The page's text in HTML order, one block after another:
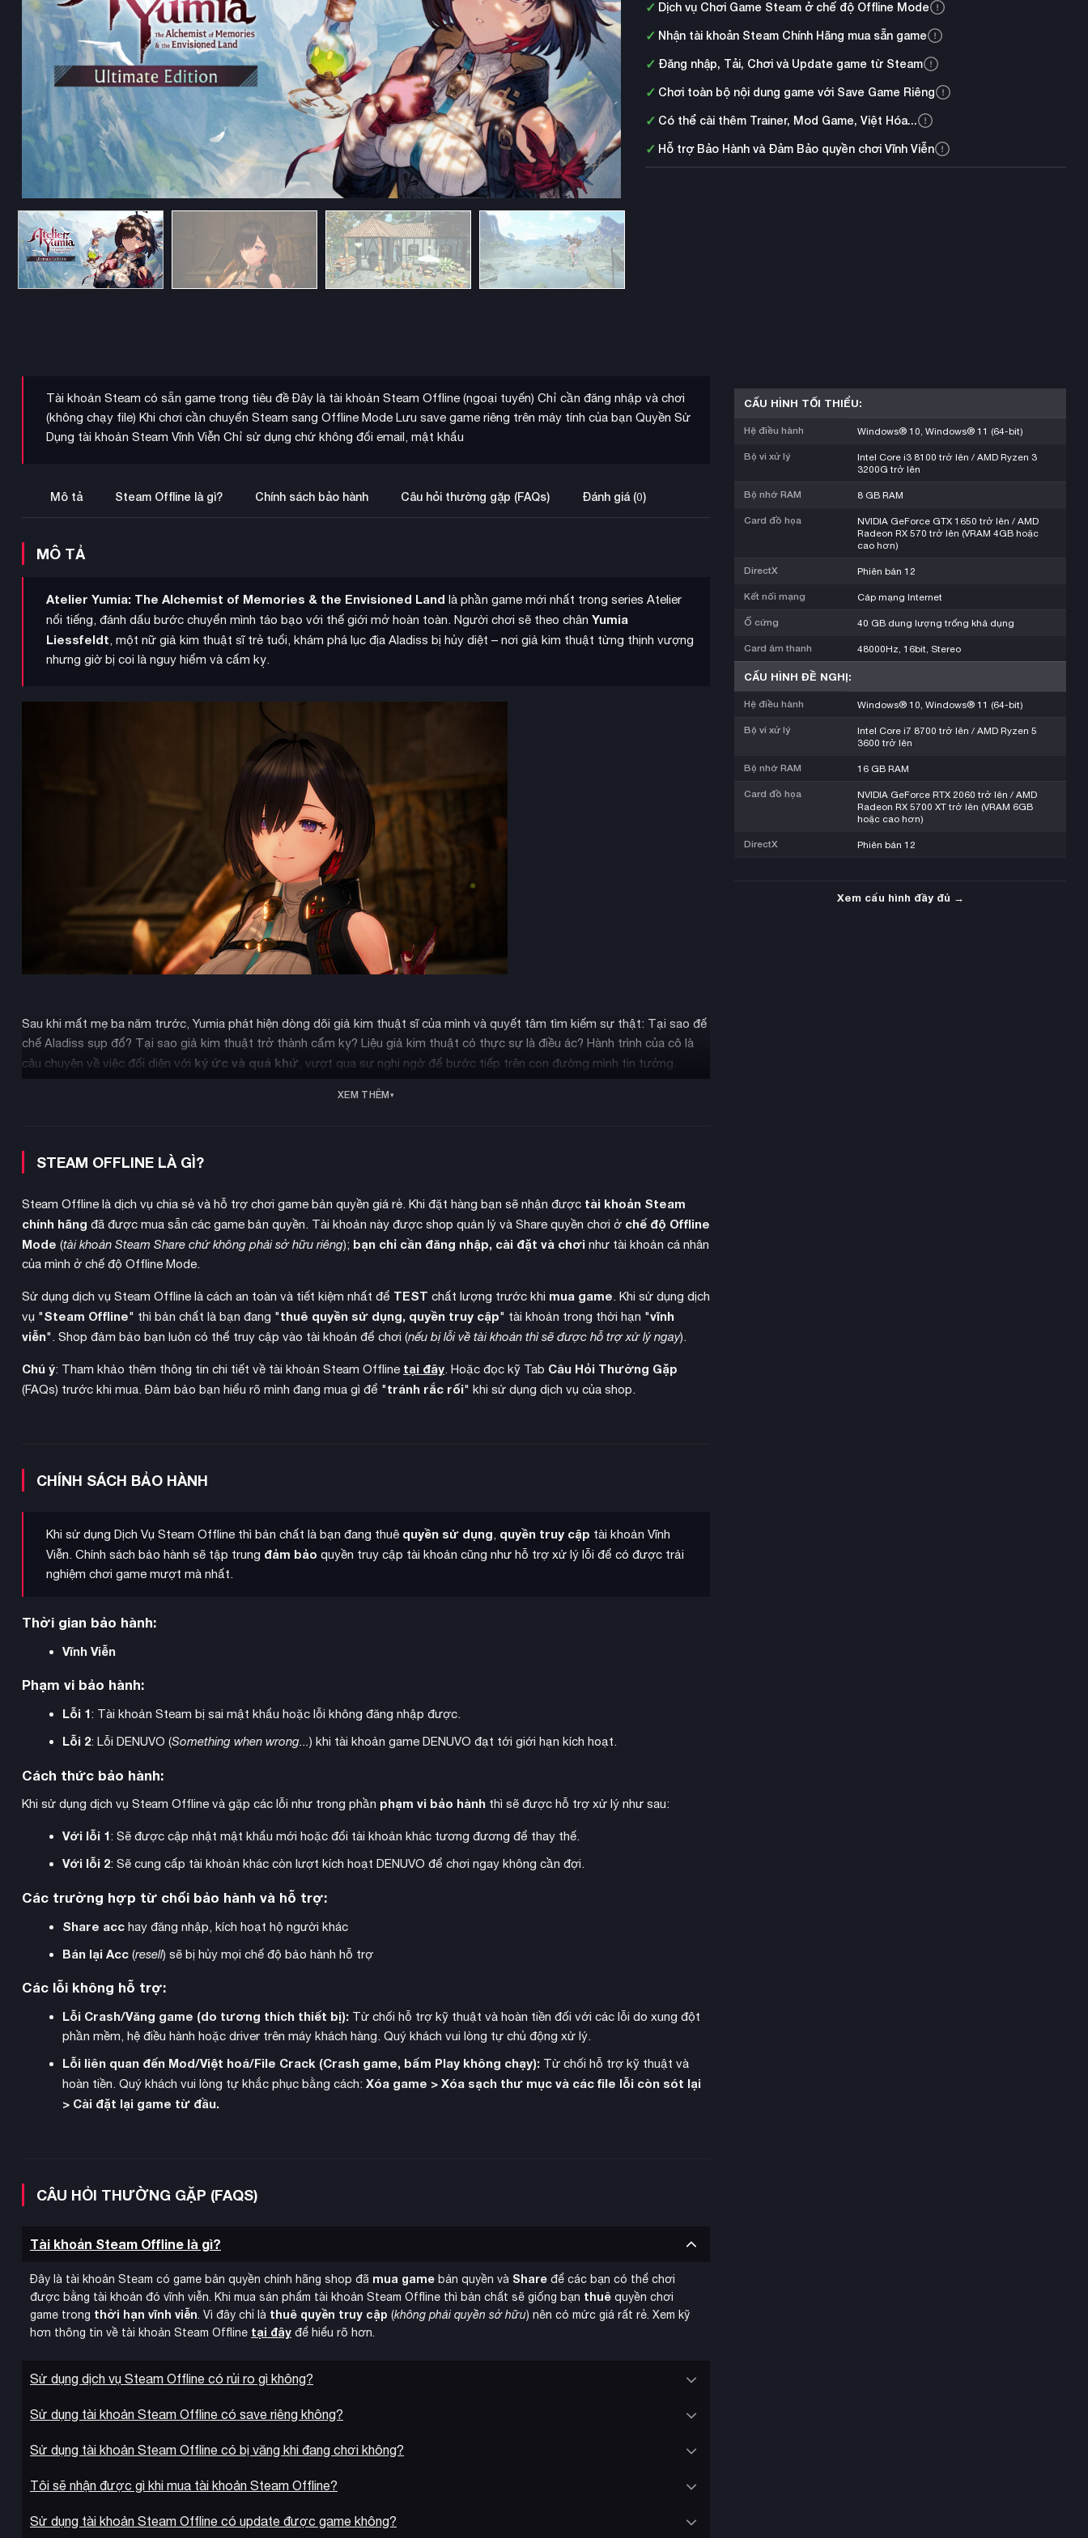
✓ Dịch vụ Chơi Game Steam ở chế độ Offline Mode
✓ Nhận tài khoản Steam Chính Hãng mua sẵn game
✓ Đăng nhập, Tải, Chơi và Update game từ Steam
✓ Chơi toàn bộ nội dung game với Save Game Riêng
✓ Có thể cài thêm Trainer, Mod Game, Việt Hóa...
✓ Hỗ trợ Bảo Hành và Đảm Bảo quyền chơi Vĩnh Viễn
Tài khoản Steam có sẵn game trong tiêu đề Đây là tài khoản Steam Offline (ngoại tuyến) Chỉ cần đăng nhập và chơi
(không chạy file) Khi chơi cần chuyển Steam sang Offline Mode Lưu save game riêng trên máy tính của bạn Quyền Sử
Dụng tài khoản Steam Vĩnh Viễn Chỉ sử dụng chứ không đổi email, mật khẩu
Mô tả Steam Offline là gì? Chính sách bảo hành Câu hỏi thường gặp (FAQs) Đánh giá (0)
MÔ TẢ
Atelier Yumia: The Alchemist of Memories & the Envisioned Land là phần game mới nhất trong series Atelier
nổi tiếng, đánh dấu bước chuyển mình táo bạo với thế giới mở hoàn toàn. Người chơi sẽ theo chânYumia
Liessfeldt, một nữ giả kim thuật sĩ trẻ tuổi, khám phá lục địa Aladiss bị hủy diệt – nơi giả kim thuật từng thịnh vượng
nhưng giờ bị coi là nguy hiểm và cấm kỵ.
Sau khi mất mẹ ba năm trước, Yumia phát hiện dòng dõi giả kim thuật sĩ của mình và quyết tâm tìm kiếm sự thật: Tại sao đế
chế Aladiss sụp đổ? Tại sao giả kim thuật trở thành cấm kỵ? Liệu giả kim thuật có thực sự là điều ác? Hành trình của cô là
câu chuyện về việc đối diện với ký ức và quá khứ , vượt qua sự nghi ngờ để bước tiếp trên con đường mình tin tưởng.
năng đa dạng
hành động nhanh với khả năng chuyển đổi giữa hai khoảng cách tấn công (cận chiến và tầm xa), thay đổi kỹ năng tương ứng.
Bạn có thể điều khiển từng nhân vật trong đội, né tránh đòn đánh của kẻ địch và sử dụng vật phẩm tổng hợp như vũ khí để
mana trong nguyên liệu để tạo vật phẩm theo công thức, với sức mạnh phụ thuộc vào chất lượng nguyên liệu. Hệ thống
Synthesis cho phép tạo vật phẩm đơn giản ngay trên đường, rất tiện lợi cho khám phá.
XEM THÊM
STEAM OFFLINE LÀ GÌ?
Steam Offline là dịch vụ chia sẻ và hỗ trợ chơi game bản quyền giá rẻ. Khi đặt hàng bạn sẽ nhận được tài khoản Steam
chính hãng đã được mua sẵn các game bản quyền. Tài khoản này được shop quản lý và Share quyền chơi ở chế độ Offline
Mode (tài khoản Steam Share chứ không phải sở hữu riêng); bạn chỉ cần đăng nhập, cài đặt và chơi như tài khoản cá nhân
của mình ở chế độ Offline Mode.
Sử dụng dịch vụ Steam Offline là cách an toàn và tiết kiệm nhất để TEST chất lượng trước khi mua game. Khi sử dụng dịch
vụ "Steam Offline" thì bản chất là bạn đang "thuê quyền sử dụng, quyền truy cập" tài khoản trong thời hạn "vĩnh
viễn". Shop đảm bảo bạn luôn có thể truy cập vào tài khoản để chơi (nếu bị lỗi về tài khoản thì sẽ được hỗ trợ xử lý ngay).
Chú ý: Tham khảo thêm thông tin chi tiết về tài khoản Steam Offline tại đây. Hoặc đọc kỹ Tab Câu Hỏi Thường Gặp
(FAQs) trước khi mua. Đảm bảo bạn hiểu rõ mình đang mua gì để "tránh rắc rối" khi sử dụng dịch vụ của shop.
CHÍNH SÁCH BẢO HÀNH
Khi sử dụng Dịch Vụ Steam Offline thì bản chất là bạn đang thuê quyền sử dụng, quyền truy cập tài khoản Vĩnh
Viễn. Chính sách bảo hành sẽ tập trung đảm bảo quyền truy cập tài khoản cũng như hỗ trợ xử lý lỗi để có được trải
nghiệm chơi game mượt mà nhất.
Thời gian bảo hành:
Vĩnh Viễn
Phạm vi bảo hành:
Lỗi 1: Tài khoản Steam bị sai mật khẩu hoặc lỗi không đăng nhập được.
Lỗi 2: Lỗi DENUVO (Something when wrong...) khi tài khoản game DENUVO đạt tới giới hạn kích hoạt.
Cách thức bảo hành:
Khi sử dụng dịch vụ Steam Offline và gặp các lỗi như trong phần phạm vi bảo hành thì sẽ được hỗ trợ xử lý như sau:
Với lỗi 1: Sẽ được cập nhật mật khẩu mới hoặc đổi tài khoản khác tương đương để thay thế.
Với lỗi 2: Sẽ cung cấp tài khoản khác còn lượt kích hoạt DENUVO để chơi ngay không cần đợi.
Các trường hợp từ chối bảo hành và hỗ trợ:
Share acchay đăng nhập, kích hoạt hộ người khác
Bán lại Acc(resell) sẽ bị hủy mọi chế độ bảo hành hỗ trợ
Các lỗi không hỗ trợ:
Lỗi Crash/Văng game (do tương thích thiết bị):Từ chối hỗ trợ kỹ thuật và hoàn tiền đối với các lỗi do xung đột
phần mềm, hệ điều hành hoặc driver trên máy khách hàng. Quý khách vui lòng tự chủ động xử lý.
Lỗi liên quan đến Mod/Việt hoá/File Crack (Crash game, bấm Play không chạy):Từ chối hỗ trợ kỹ thuật và
hoàn tiền. Quý khách vui lòng tự khắc phục bằng cách: Xóa game > Xóa sạch thư mục và các file lỗi còn sót lại
> Cài đặt lại game từ đầu.
CÂU HỎI THƯỜNG GẶP (FAQS)
Tài khoản Steam Offline là gì?
Đây là tài khoản Steam có game bản quyền chính hãng shop đã mua game bản quyền và Share để các bạn có thể chơi
được bằng tài khoản đó vĩnh viễn. Khi mua sản phẩm tài khoản Steam Offline thì bản chất sẽ giống bạn thuê quyền chơi
game trong thời hạn vĩnh viễn. Vì đây chỉ là thuê quyền truy cập (không phải quyền sở hữu) nên có mức giá rất rẻ. Xem kỹ
hơn thông tin về tài khoản Steam Offline tại đây để hiểu rõ hơn.
Sử dụng dịch vụ Steam Offline có rủi ro gì không?
Sử dụng tài khoản Steam Offline có save riêng không?
Sử dụng tài khoản Steam Offline có bị văng khi đang chơi không?
Tôi sẽ nhận được gì khi mua tài khoản Steam Offline?
Sử dụng tài khoản Steam Offline có update được game không?
CẤU HÌNH TỐI THIỂU:
Hệ điều hành Windows® 10, Windows® 11 (64-bit)
Bộ vi xử lý
Intel Core i3 8100 trở lên / AMD Ryzen 3
3200G trở lên
Bộ nhớ RAM 8 GB RAM
Card đồ họa
NVIDIA GeForce GTX 1650 trở lên / AMD
Radeon RX 570 trở lên (VRAM 4GB hoặc
cao hơn)
DirectX Phiên bản 12
Kết nối mạng Cáp mạng Internet
Ổ cứng 40 GB dung lượng trống khả dụng
Card âm thanh 48000Hz, 16bit, Stereo
CẤU HÌNH ĐỀ NGHỊ:
Hệ điều hành Windows® 10, Windows® 11 (64-bit)
Bộ vi xử lý
Intel Core i7 8700 trở lên / AMD Ryzen 5
3600 trở lên
Bộ nhớ RAM 16 GB RAM
Card đồ họa
NVIDIA GeForce RTX 2060 trở lên / AMD
Radeon RX 5700 XT trở lên (VRAM 6GB
hoặc cao hơn)
DirectX Phiên bản 12
Xem cấu hình đầy đủ →